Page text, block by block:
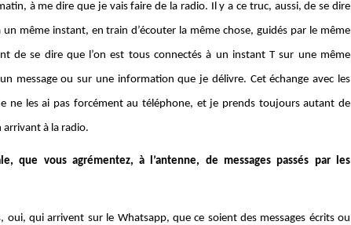
à me dire que je vais faire de la radio. Il y a ce truc, aussi, de se dire
un même instant, en train d’écouter la même chose, guidés par le même
de se dire que l’on est tous connectés à un instant T sur une même
message ou sur une information que je délivre. Cet échange avec les
ne les ai pas forcément au téléphone, et je prends toujours autant de
arrivant à la radio.
que vous agrémentez, à l’antenne, de messages passés par les
oui, qui arrivent sur le Whatsapp, que ce soient des messages écrits ou